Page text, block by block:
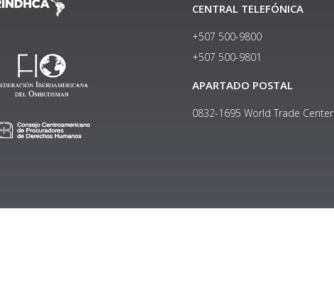
CENTRAL TELEFÓNICA
+507 500-9800
+507 500-9801​
APARTADO POSTAL
0832-1695 World Trade Center